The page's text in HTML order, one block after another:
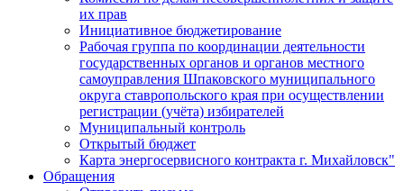
их прав
Инициативное бюджетирование
Рабочая группа по координации деятельности
государственных органов и органов местного
самоуправления Шпаковского муниципального
округа ставропольского края при осуществлении
регистрации (учёта) избирателей
Муниципальный контроль
Открытый бюджет
Карта энергосервисного контракта г. Михайловск"
Обращения